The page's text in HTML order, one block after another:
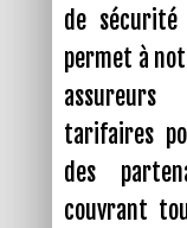
de
permet à
assureurs
tarifaires
des
couvrant